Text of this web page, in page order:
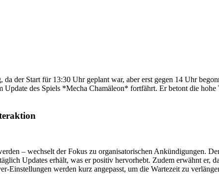
der Start für 13:30 Uhr geplant war, aber erst gegen 14 Uhr
Update des Spiels *Mecha Chamäleon* fortfährt. Er betont die
– wechselt der Fokus zu organisatorischen Ankündigungen.
Updates erhält, was er positiv hervorhebt. Zudem erwähnt er,
Einstellungen werden kurz angepasst, um die Wartezeit zu